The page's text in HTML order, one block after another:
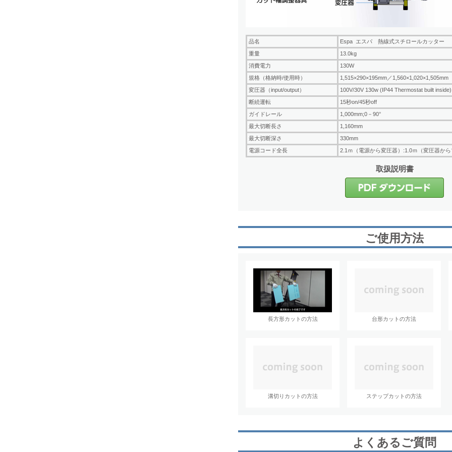
品名
Espa エスパ 熱線式スチロールカッター
重量
13.0kg
消費電力
130W
規格（格納時/使用時）
1,515×290×195mm／1,560×1,020×1,505mm
変圧器（input/output）
100V/30V 130w (IP44 Thermostat built inside)
断続運転
15秒on/45秒off
ガイドレール
1,000mm;0－90°
最大切断長さ
1,160mm
最大切断深さ
330mm
電源コード全長
2.1ｍ（電源から変圧器）:1.0ｍ（変圧器から
取扱説明書
ご使用方法
長方形カットの方法 台形カットの方法
溝切りカットの方法 ステップカットの方法
よくあるご質問